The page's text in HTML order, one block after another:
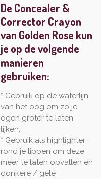
De Concealer &
Corrector Crayon
van Golden Rose kun
je op de volgende
manieren
gebruiken:
* Gebruik op de waterlijn
van het oog om zo je
ogen groter te laten
lijken.
* Gebruik als highlighter
rond je lippen om deze
meer te laten opvallen en
donkere / gele